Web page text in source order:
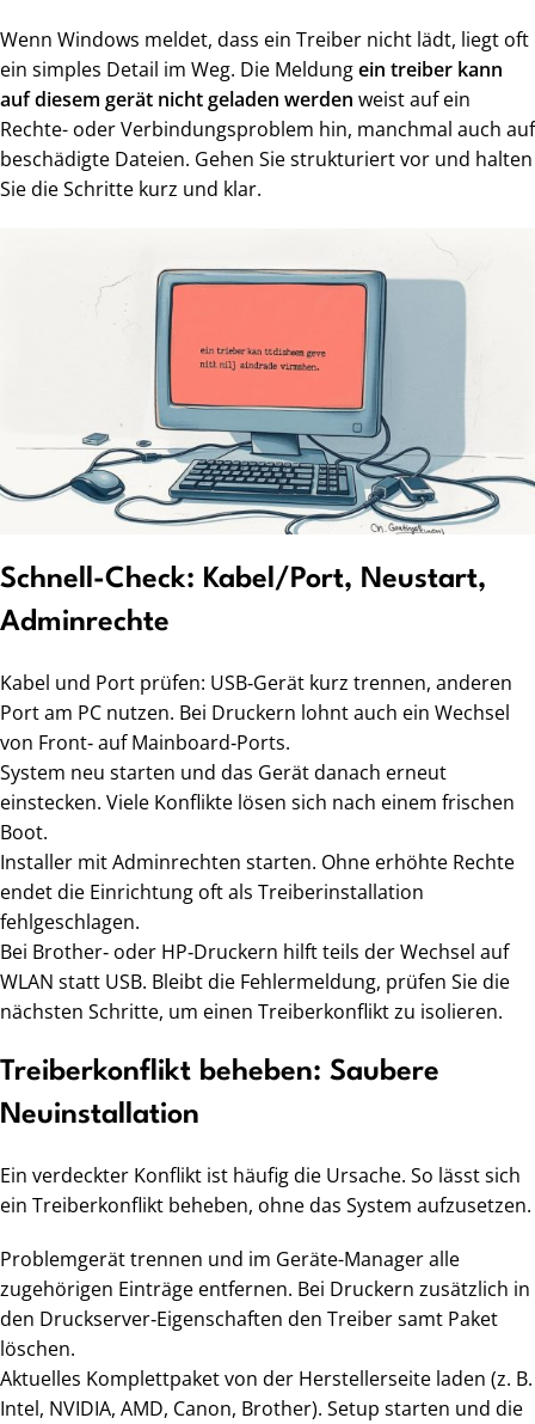
Wenn Windows meldet, dass ein Treiber nicht lädt, liegt oft
ein simples Detail im Weg. Die Meldungein treiber kann
auf diesem gerät nicht geladen werden weist auf ein
Rechte- oder Verbindungsproblem hin, manchmal auch auf
beschädigte Dateien. Gehen Sie strukturiert vor und halten
Sie die Schritte kurz und klar.
Schnell-Check: Kabel/Port, Neustart,
Adminrechte
Kabel und Port prüfen: USB‑Gerät kurz trennen, anderen
Port am PC nutzen. Bei Druckern lohnt auch ein Wechsel
von Front‑ auf Mainboard‑Ports.
System neu starten und das Gerät danach erneut
einstecken. Viele Konflikte lösen sich nach einem frischen
Boot.
Installer mit Adminrechten starten. Ohne erhöhte Rechte
endet die Einrichtung oft als Treiberinstallation
fehlgeschlagen.
Bei Brother‑ oder HP‑Druckern hilft teils der Wechsel auf
WLAN statt USB. Bleibt die Fehlermeldung, prüfen Sie die
nächsten Schritte, um einen Treiberkonflikt zu isolieren.
Treiberkonflikt beheben: Saubere
Neuinstallation
Ein verdeckter Konflikt ist häufig die Ursache. So lässt sich
ein Treiberkonflikt beheben, ohne das System aufzusetzen.
Problemgerät trennen und im Geräte-Manager alle
zugehörigen Einträge entfernen. Bei Druckern zusätzlich in
den Druckserver‑Eigenschaften den Treiber samt Paket
löschen.
Aktuelles Komplettpaket von der Herstellerseite laden (z. B.
Intel, NVIDIA, AMD, Canon, Brother). Setup starten und die